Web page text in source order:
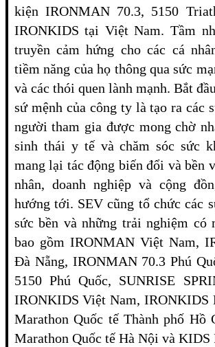
kiện IRONMAN 70.3, 5150
IRONKIDS tại Việt Nam. Tầm
truyền cảm hứng cho các cá
tiềm năng của họ thông qua sức
và các thói quen lành mạnh. Bắt
sứ mệnh của công ty là tạo ra các
người tham gia được mong chờ
sinh thái y tế và chăm sóc sức
mang lại tác động biến đổi và bền
nhân, doanh nghiệp và cộng
hướng tới. SEV cũng tổ chức các
sức bền và những trải nghiệm có
bao gồm IRONMAN Việt Nam,
Đà Nẵng, IRONMAN 70.3 Phú
5150 Phú Quốc, SUNRISE
IRONKIDS Việt Nam, IRONKIDS
Marathon Quốc tế Thành phố Hồ
Marathon Quốc tế Hà Nội và KIDS